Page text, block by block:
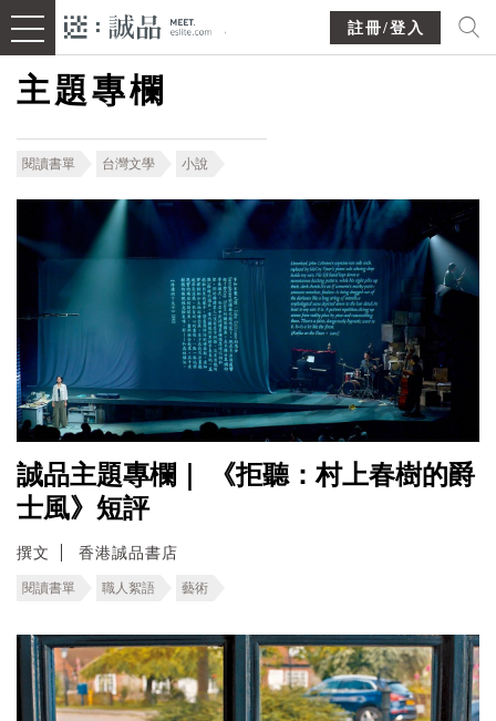
註冊/登入
主題專欄
閱讀書單 台灣文學 小說
誠品主題專欄｜ 《拒聽：村上春樹的爵
士風》短評
撰文 香港誠品書店
閱讀書單 職人絮語 藝術